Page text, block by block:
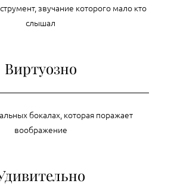
звучание которого мало кто
слышал
Виртуозно
бокалах, которая поражает
воображение